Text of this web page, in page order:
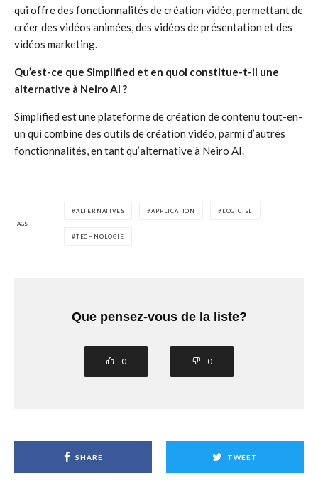
qui offre des fonctionnalités de création vidéo, permettant de
créer des vidéos animées, des vidéos de présentation et des
vidéos marketing.
Qu’est-ce que Simplified et en quoi constitue-t-il une
alternative à Neiro AI ?
Simplified est une plateforme de création de contenu tout-en-
un qui combine des outils de création vidéo, parmi d’autres
fonctionnalités, en tant qu’alternative à Neiro AI.
TAGS
ALTERNATIVES APPLICATION LOGICIEL
TECHNOLOGIE
Que pensez-vous de la liste?
0 0
SHARE TWEET